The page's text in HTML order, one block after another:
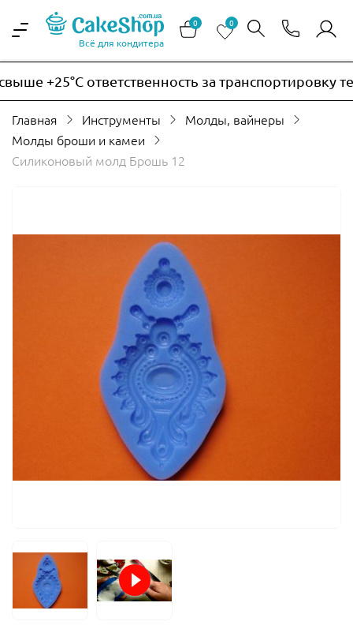
Всё для кондитера
0 0
+25°C ответственность за транспортировку
Главная Инструменты
Молды, вайнеры
Молды броши и камеи
Силиконовый молд Брошь 12